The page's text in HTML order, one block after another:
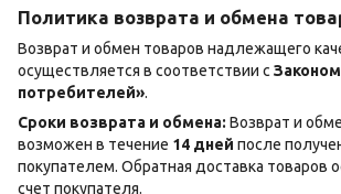
Политика возврата и обмена
Возврат и обмен товаров надлежащего
осуществляется в соответствии с
потребителей».
Сроки возврата и обмена: Возврат и
возможен в течение 14 дней после
покупателем. Обратная доставка товаров
счет покупателя.